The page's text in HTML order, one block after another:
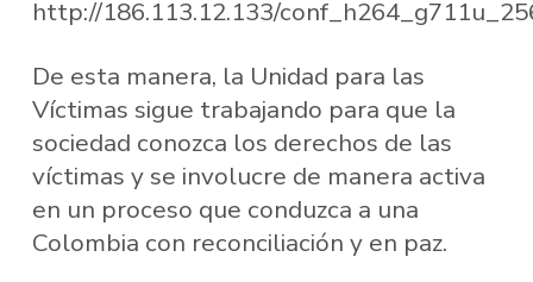
http://186.113.12.133/
De esta manera, la Unidad para las
Víctimas sigue trabajando para que la
sociedad conozca los derechos de las
víctimas y se involucre de manera activa
en un proceso que conduzca a una
Colombia con reconciliación y en paz.